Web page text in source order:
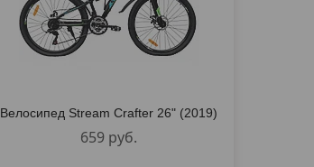
Велосипед Stream Crafter 26" (2019)
659 руб.